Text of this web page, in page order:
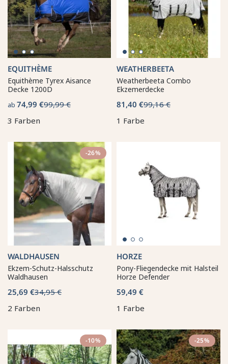
EQUITHÈME
Equithème Tyrex Aisance
Decke 1200D
ab 74,99 €99,99 €
3 Farben
WEATHERBEETA
Weatherbeeta Combo
Ekzemerdecke
81,40 €99,16 €
1 Farbe
-26%
WALDHAUSEN
Ekzem-Schutz-Halsschutz
Waldhausen
25,69 €34,95 €
2 Farben
HORZE
Pony-Fliegendecke mit Halsteil
Horze Defender
59,49 €
1 Farbe
-10% -25%